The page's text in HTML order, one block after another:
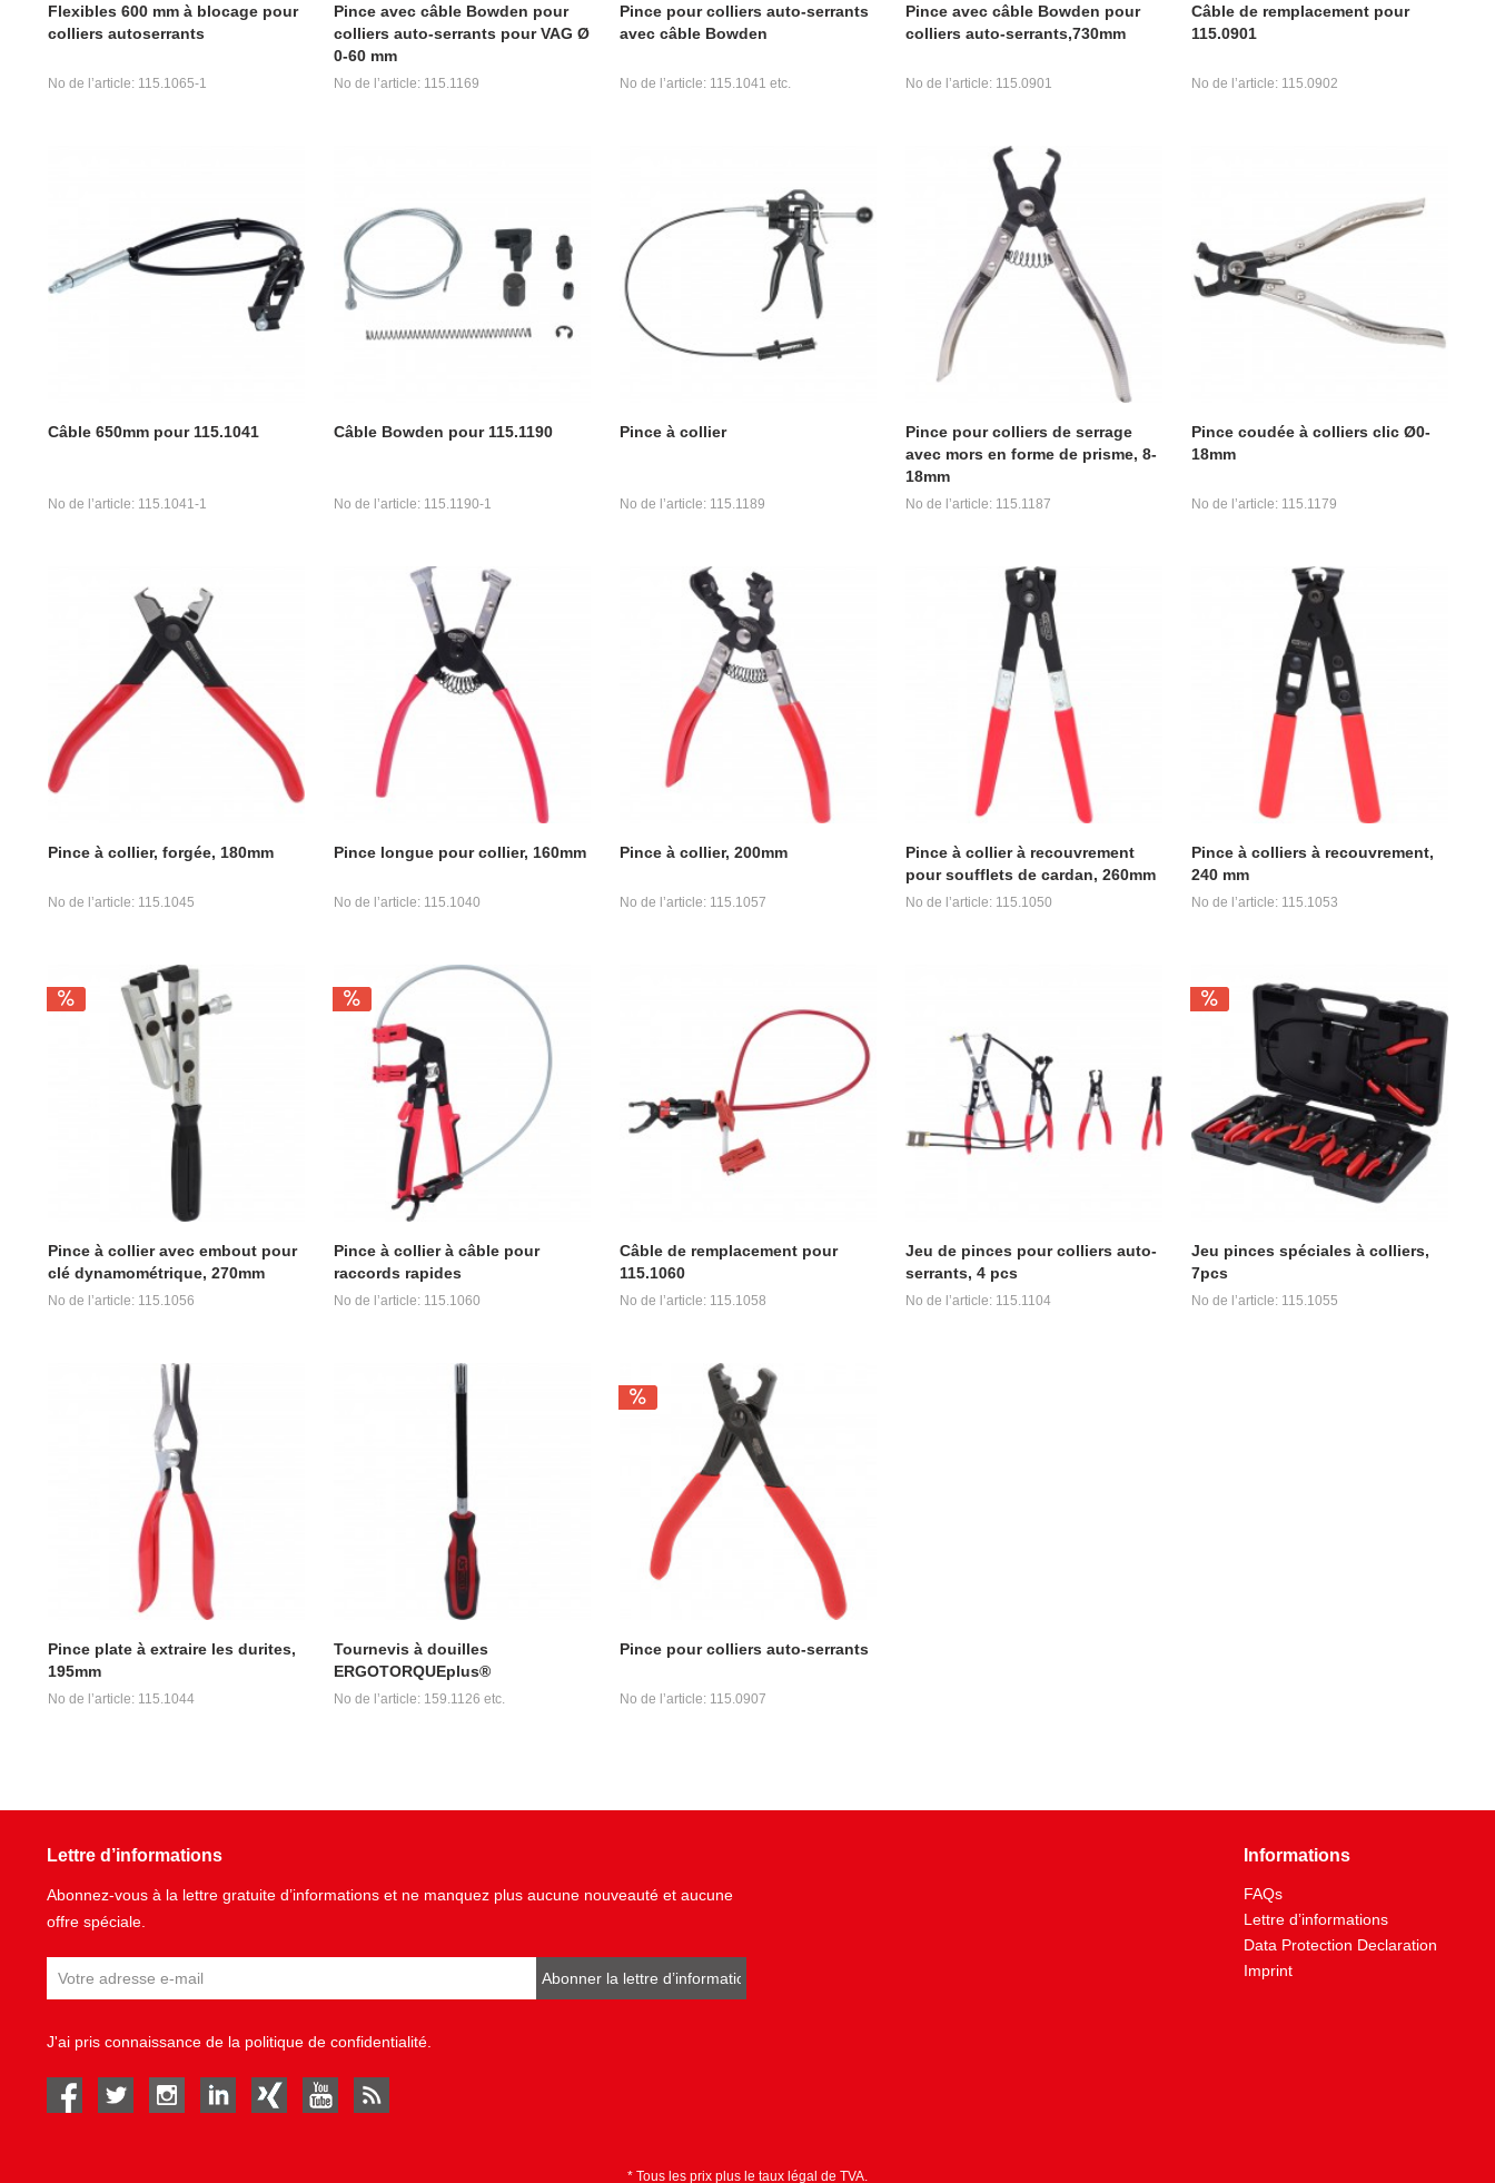
Flexibles 600 mm à blocage pour
colliers autoserrants
No de l’article: 115.1065-1
Pince avec câble Bowden pour
colliers auto-serrants pour VAG Ø
0-60 mm
No de l’article: 115.1169
Pince pour colliers auto-serrants
avec câble Bowden
No de l’article: 115.1041 etc.
Pince avec câble Bowden pour
colliers auto-serrants,730mm
No de l’article: 115.0901
Câble de remplacement pour
115.0901
No de l’article: 115.0902
Câble 650mm pour 115.1041
No de l’article: 115.1041-1
Câble Bowden pour 115.1190
No de l’article: 115.1190-1
Pince à collier
No de l’article: 115.1189
Pince pour colliers de serrage
avec mors en forme de prisme, 8-
18mm
No de l’article: 115.1187
Pince coudée à colliers clic Ø0-
18mm
No de l’article: 115.1179
Pince à collier, forgée, 180mm
No de l’article: 115.1045
Pince longue pour collier, 160mm
No de l’article: 115.1040
Pince à collier, 200mm
No de l’article: 115.1057
Pince à collier à recouvrement
pour soufflets de cardan, 260mm
No de l’article: 115.1050
Pince à colliers à recouvrement,
240 mm
No de l’article: 115.1053
Pince à collier avec embout pour
clé dynamométrique, 270mm
No de l’article: 115.1056
Pince à collier à câble pour
raccords rapides
No de l’article: 115.1060
Câble de remplacement pour
115.1060
No de l’article: 115.1058
Jeu de pinces pour colliers auto-
serrants, 4 pcs
No de l’article: 115.1104
Jeu pinces spéciales à colliers,
7pcs
No de l’article: 115.1055
Pince plate à extraire les durites,
195mm
No de l’article: 115.1044
Tournevis à douilles
ERGOTORQUEplus®
No de l’article: 159.1126 etc.
Pince pour colliers auto-serrants
No de l’article: 115.0907
Lettre d’informations
Abonnez-vous à la lettre gratuite d’informations et ne manquez plus aucune nouveauté et aucune
offre spéciale.
Abonner la lettre d’informations
J'ai pris connaissance de la politique de confidentialité.
facebook twitter instagramlinked in Xing youtube
Informations
FAQs
Lettre d’informations
Data Protection Declaration
Imprint
* Tous les prix plus le taux légal de TVA.